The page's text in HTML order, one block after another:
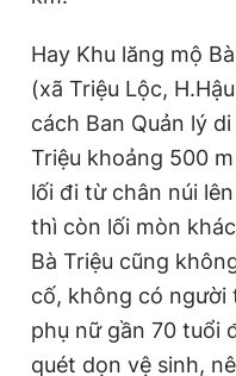
Hay Khu lăng mộ
(xã Triệu Lộc,
cách Ban Quản lý
Triệu khoảng 500
lối đi từ chân núi
thì còn lối mòn
Bà Triệu cũng
cố, không có
phụ nữ gần 70 tuổi
quét dọn vệ sinh,